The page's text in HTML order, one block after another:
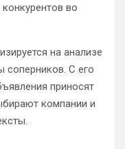
во
на анализе
соперников. С его
приносят
компании и